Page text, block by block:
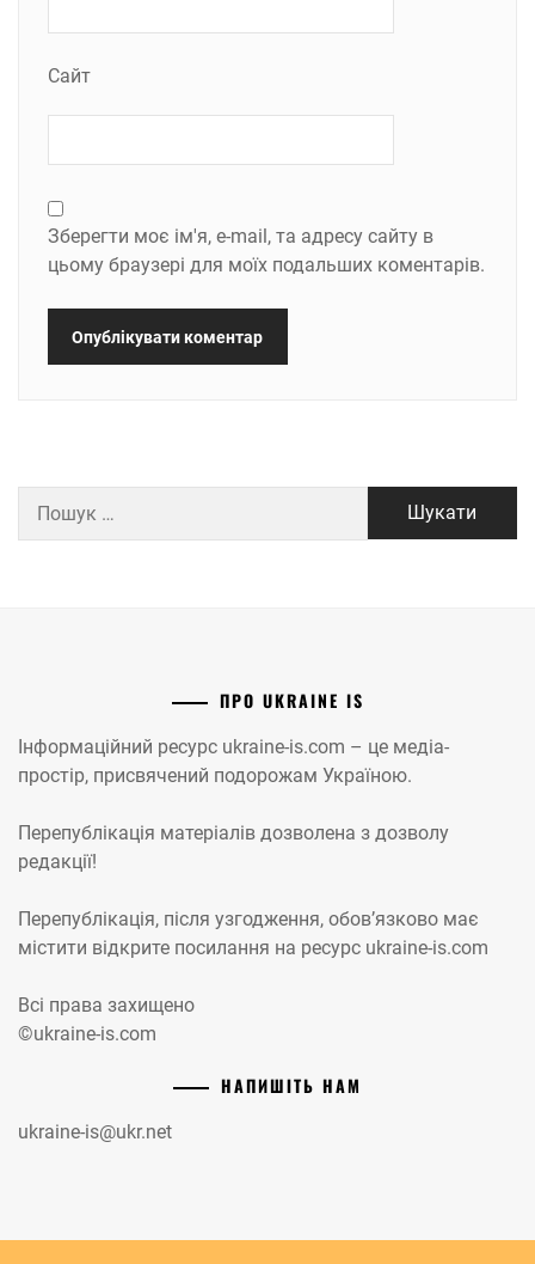
Сайт
Зберегти моє ім'я, e-mail, та адресу сайту в
цьому браузері для моїх подальших коментарів.
ПРО UKRAINE IS
Інформаційний ресурс ukraine-is.com – це медіа-
простір, присвячений подорожам Україною.
Перепублікація матеріалів дозволена з дозволу
редакції!
Перепублікація, після узгодження, обов’язково має
містити відкрите посилання на ресурс ukraine-is.com
Всі права захищено
©ukraine-is.com
НАПИШІТЬ НАМ
ukraine-is@ukr.net